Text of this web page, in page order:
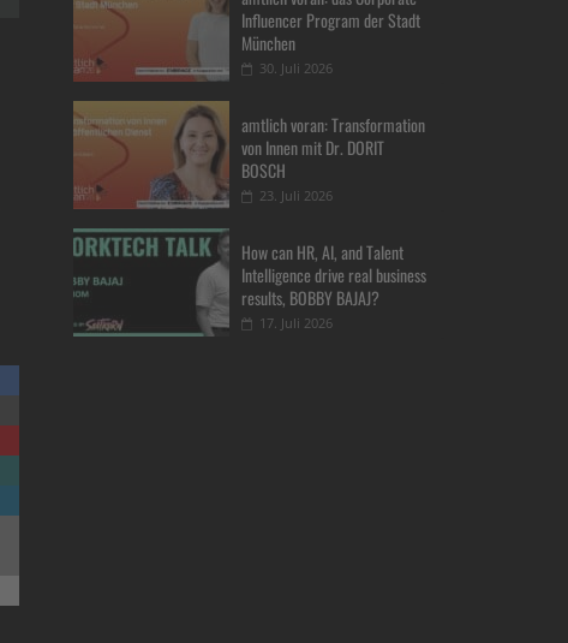
Influencer Program der Stadt
München
30. Juli 2026
amtlich voran: Transformation
von Innen mit Dr. DORIT
BOSCH
23. Juli 2026
How can HR, AI, and Talent
Intelligence drive real business
results, BOBBY BAJAJ?
17. Juli 2026